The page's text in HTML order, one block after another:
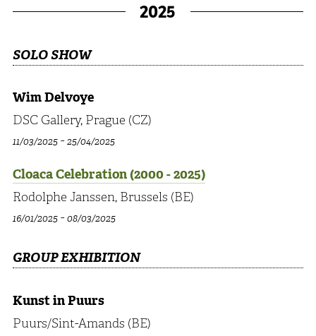
2025
SOLO SHOW
Wim Delvoye
DSC Gallery, Prague (CZ)
11/03/2025-25/04/2025
Cloaca Celebration (2000 - 2025)
Rodolphe Janssen, Brussels (BE)
16/01/2025-08/03/2025
GROUP EXHIBITION
Kunst in Puurs
Puurs/Sint-Amands (BE)